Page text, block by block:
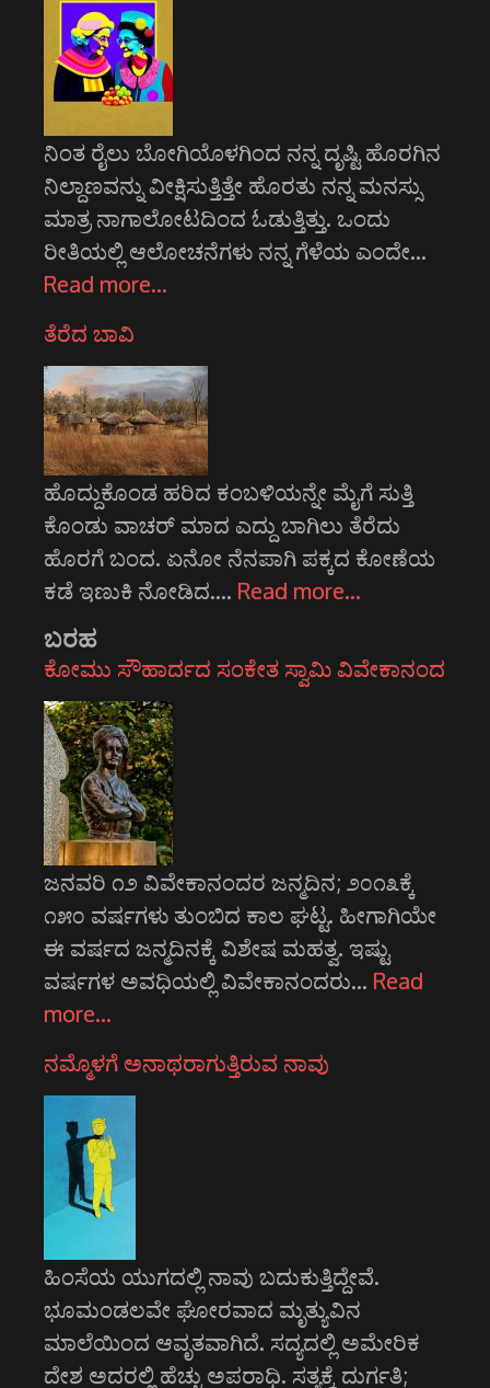
ನಿಂತ ರೈಲು ಬೋಗಿಯೊಳಗಿಂದ ನನ್ನ ದೃಷ್ಟಿ ಹೊರಗಿನ
ನಿಲ್ದಾಣವನ್ನು ವೀಕ್ಷಿಸುತ್ತಿತ್ತೇ ಹೊರತು ನನ್ನ ಮನಸ್ಸು
ಮಾತ್ರ ನಾಗಾಲೋಟದಿಂದ ಓಡುತ್ತಿತ್ತು. ಒಂದು
ರೀತಿಯಲ್ಲಿ ಆಲೋಚನೆಗಳು ನನ್ನ ಗೆಳೆಯ ಎಂದೇ…
Read more…
ತೆರೆದ ಬಾವಿ
ಹೊದ್ದುಕೊಂಡ ಹರಿದ ಕಂಬಳಿಯನ್ನೇ ಮೈಗೆ ಸುತ್ತಿ
ಕೊಂಡು ವಾಚರ್ ಮಾದ ಎದ್ದು ಬಾಗಿಲು ತೆರೆದು
ಹೊರಗೆ ಬಂದ. ಏನೋ ನೆನಪಾಗಿ ಪಕ್ಕದ ಕೋಣೆಯ
ಕಡೆ ಇಣುಕಿ ನೋಡಿದ.… Read more…
ಬರಹ
ಕೋಮು ಸೌಹಾರ್ದದ ಸಂಕೇತ ಸ್ವಾಮಿ ವಿವೇಕಾನಂದ
ಜನವರಿ ೧೨ ವಿವೇಕಾನಂದರ ಜನ್ಮದಿನ; ೨೦೧೩ಕ್ಕೆ
೧೫೦ ವರ್ಷಗಳು ತುಂಬಿದ ಕಾಲ ಘಟ್ಟ. ಹೀಗಾಗಿಯೇ
ಈ ವರ್ಷದ ಜನ್ಮದಿನಕ್ಕೆ ವಿಶೇಷ ಮಹತ್ವ. ಇಷ್ಟು
ವರ್ಷಗಳ ಅವಧಿಯಲ್ಲಿ ವಿವೇಕಾನಂದರು… Read
more…
ನಮ್ಮೊಳಗೆ ಅನಾಥರಾಗುತ್ತಿರುವ ನಾವು
ಹಿಂಸೆಯ ಯುಗದಲ್ಲಿ ನಾವು ಬದುಕುತ್ತಿದ್ದೇವೆ.
ಭೂಮಂಡಲವೇ ಘೋರವಾದ ಮೃತ್ಯುವಿನ
ಮಾಲೆಯಿಂದ ಆವೃತವಾಗಿದೆ. ಸದ್ಯದಲ್ಲಿ ಅಮೇರಿಕ
ದೇಶ ಅದರಲ್ಲಿ ಹೆಚ್ಚು ಅಪರಾಧಿ. ಸತ್ಯಕ್ಕೆ ದುರ್ಗತಿ;